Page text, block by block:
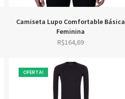
Camiseta Lupo Comfortable Básica
Feminina
R$164,69
OFERTA!